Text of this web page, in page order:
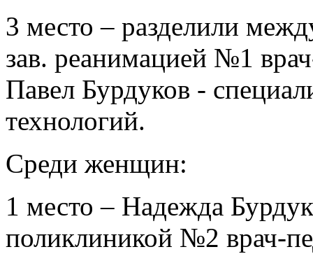
3 место – разделили
зав. реанимацией №1
Павел Бурдуков -
технологий.
Среди женщин:
1 место – Надежда
поликлиникой №2 врач-